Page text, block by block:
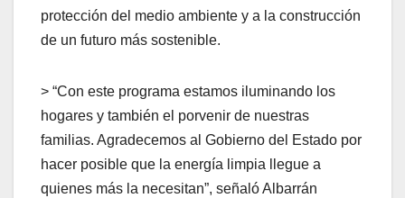
protección del medio ambiente y a la construcción
de un futuro más sostenible.
> “Con este programa estamos iluminando los
hogares y también el porvenir de nuestras
familias. Agradecemos al Gobierno del Estado por
hacer posible que la energía limpia llegue a
quienes más la necesitan”, señaló Albarrán